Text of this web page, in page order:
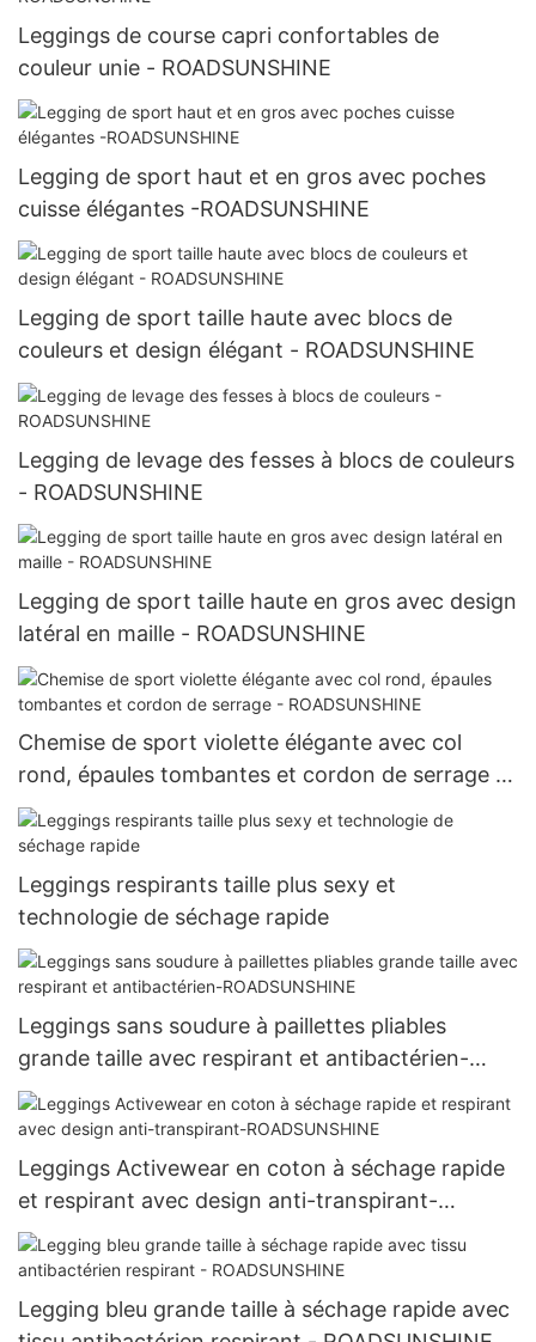
Leggings de course capri confortables de
couleur unie - ROADSUNSHINE
Legging de sport haut et en gros avec poches
cuisse élégantes -ROADSUNSHINE
Legging de sport taille haute avec blocs de
couleurs et design élégant - ROADSUNSHINE
Legging de levage des fesses à blocs de couleurs
- ROADSUNSHINE
Legging de sport taille haute en gros avec design
latéral en maille - ROADSUNSHINE
Chemise de sport violette élégante avec col
rond, épaules tombantes et cordon de serrage -
ROADSUNSHINE
Leggings respirants taille plus sexy et
technologie de séchage rapide
Leggings sans soudure à paillettes pliables
grande taille avec respirant et antibactérien-
ROADSUNSHINE
Leggings Activewear en coton à séchage rapide
et respirant avec design anti-transpirant-
ROADSUNSHINE
Legging bleu grande taille à séchage rapide avec